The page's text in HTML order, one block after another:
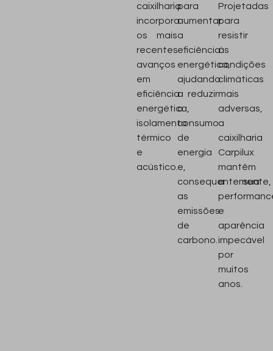
caixilharia
incorpora
os mais
recentes
avanços
em
eficiência
energética,
isolamento
térmico
e
acústico.
para
aumentar
a
eficiência
energética,
ajudando
a reduzir
o
consumo
de
energia
e,
consequentemente,
as
emissões
de
carbono.
Projetadas
para
resistir
às
condições
climáticas
mais
adversas,
a
caixilharia
Carpilux
mantêm
a sua
e
aparência
impecável
por
muitos
anos.